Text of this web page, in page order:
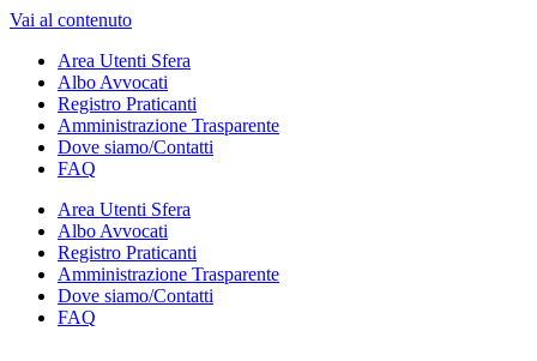
Vai al contenuto
Area Utenti Sfera
Albo Avvocati
Registro Praticanti
Amministrazione Trasparente
Dove siamo/Contatti
FAQ
Area Utenti Sfera
Albo Avvocati
Registro Praticanti
Amministrazione Trasparente
Dove siamo/Contatti
FAQ